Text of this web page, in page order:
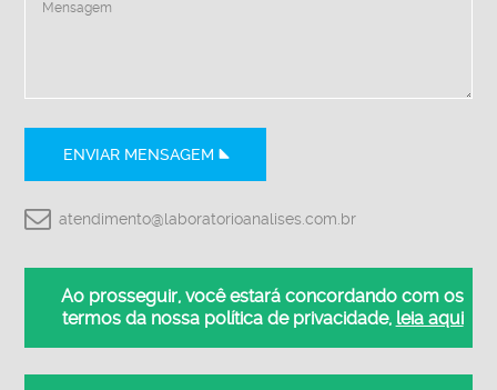
ENVIAR MENSAGEM
atendimento@laboratorioanalises.com.br
Ao prosseguir, você estará concordando com os
termos da nossa política de privacidade, leia aqui